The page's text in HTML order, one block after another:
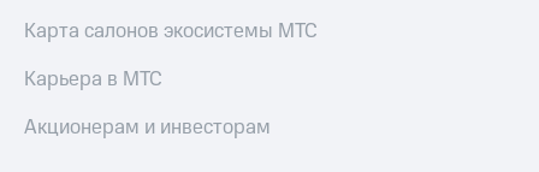
Карта салонов экосистемы МТС
Карьера в МТС
Акционерам и инвесторам